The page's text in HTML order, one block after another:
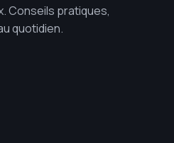
Conseils pratiques,
quotidien.